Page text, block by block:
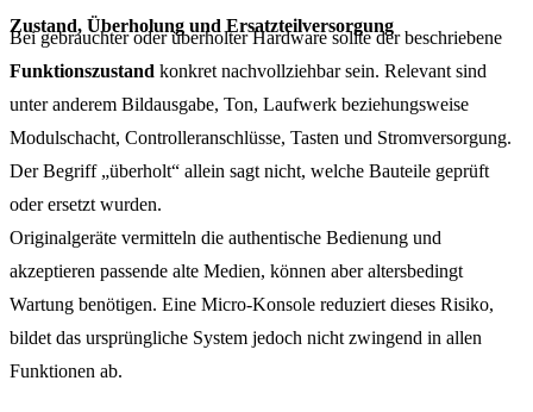
Zustand, Überholung und Ersatzteilversorgung
Bei gebrauchter oder überholter Hardware sollte der beschriebene
Funktionszustand konkret nachvollziehbar sein. Relevant sind
unter anderem Bildausgabe, Ton, Laufwerk beziehungsweise
Modulschacht, Controlleranschlüsse, Tasten und Stromversorgung.
Der Begriff „überholt“ allein sagt nicht, welche Bauteile geprüft
oder ersetzt wurden.
Originalgeräte vermitteln die authentische Bedienung und
akzeptieren passende alte Medien, können aber altersbedingt
Wartung benötigen. Eine Micro-Konsole reduziert dieses Risiko,
bildet das ursprüngliche System jedoch nicht zwingend in allen
Funktionen ab.